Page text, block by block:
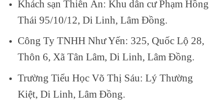
Khách sạn Thiên Ân: Khu dân cư Phạm Hồng
Thái 95/10/12, Di Linh, Lâm Đồng.
Công Ty TNHH Như Yến: 325, Quốc Lộ 28,
Thôn 6, Xã Tân Lâm, Di Linh, Lâm Đồng.
Trường Tiểu Học Võ Thị Sáu: Lý Thường
Kiệt, Di Linh, Lâm Đồng.